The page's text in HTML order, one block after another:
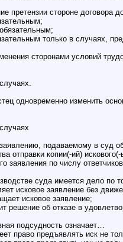
претензии стороне договора
только в случаях,
сторонами условий
одновременно изменить
подаваемому в суд
отправки копии(-ий)
заявления по числу
суда имеется дело
исковое заявление без
исковое заявление;
решение об отказе в
подсудность означает…
право предъявлять иск не